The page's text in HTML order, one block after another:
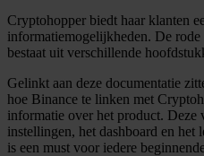
Cryptohopper biedt haar klanten
informatiemogelijkheden. De
bestaat uit verschillende
Gelinkt aan deze documentatie
hoe Binance te linken met
informatie over het product. Deze
instellingen, het dashboard en het
is een must voor iedere